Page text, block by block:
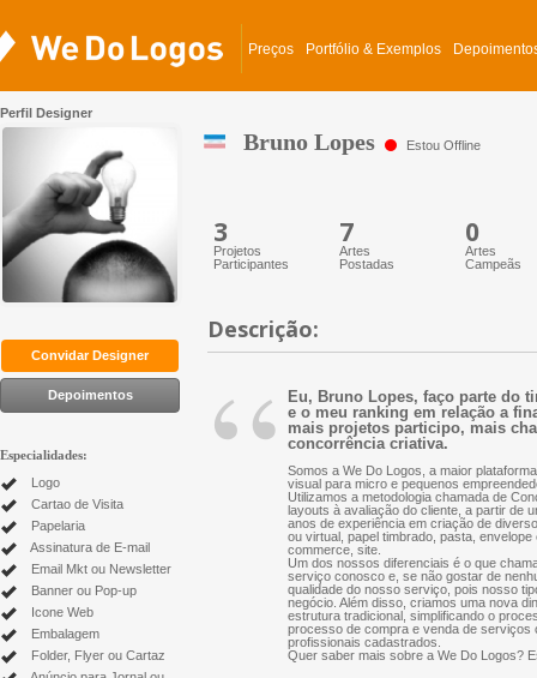
Preços Portfólio & Exemplos
Convidar Designer
Depoimentos
Especialidades:
Logo
Cartao de Visita
Papelaria
Assinatura de E-mail
Email Mkt ou Newsletter
Banner ou Pop-up
Icone Web
Embalagem
Folder, Flyer ou Cartaz
Bruno Lopes Estou Offline
Perfil Designer
3
Projetos
Participantes
7
Artes
Postadas
0
Artes
Campeãs
Descrição:
“
Eu, Bruno Lopes, faço parte do
e o meu ranking em relação a
mais projetos participo, mais
concorrência criativa.
Somos a We Do Logos, a maior
visual para micro e pequenos
Utilizamos a metodologia chamada de
layouts à avaliação do cliente, a partir de
anos de experiência em criação de
ou virtual, papel timbrado, pasta,
commerce, site.
Um dos nossos diferenciais é o que
serviço conosco e, se não gostar de
qualidade do nosso serviço, pois nosso
negócio. Além disso, criamos uma nova
estrutura tradicional, simplificando o
processo de compra e venda de serviços
profissionais cadastrados.
Quer saber mais sobre a We Do Logos?